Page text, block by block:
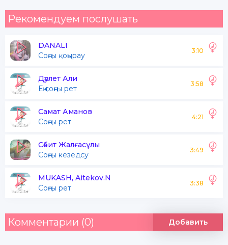
Рекомендуем послушать
DANALI
Соңғы қоңырау
3:10
Дәулет Али
Ең соңғы рет
3:58
Самат Аманов
Соңғы рет
4:21
Сәбит Жалғасұлы
Соңғы кезедсу
3:49
MUKASH, Aitekov.N
Соңғы рет
3:38
Комментарии (0) Добавить